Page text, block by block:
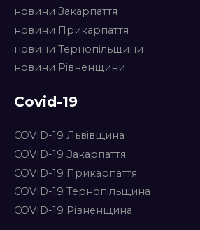
новини Закарпаття
новини Прикарпаття
новини Тернопільщини
новини Рівненщини
Covid-19
COVID-19 Львівщина
COVID-19 Закарпаття
COVID-19 Прикарпаття
COVID-19 Тернопільщина
COVID-19 Рівненщина